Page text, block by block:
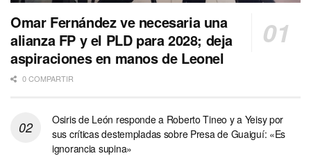
Omar Fernández ve necesaria una
alianza FP y el PLD para 2028; deja
aspiraciones en manos de Leonel
0 COMPARTIR
Osiris de León responde a Roberto Tineo y a Yeisy por
sus críticas destempladas sobre Presa de Guaiguí: «Es
ignorancia supina»